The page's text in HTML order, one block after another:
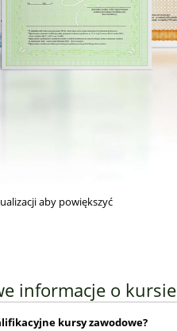
aby powiększyć
informacje o kursie
kursy zawodowe?